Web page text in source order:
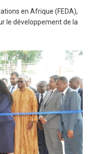
en Afrique (FEDA),
le développement de la